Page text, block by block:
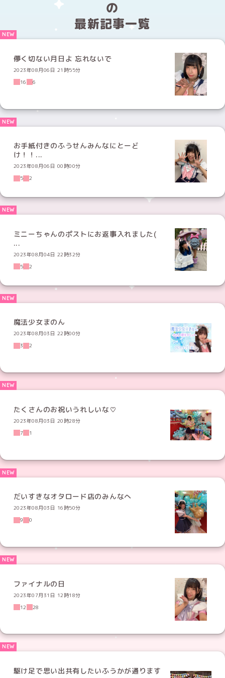
の
最新記事一覧
儚く切ない月日よ 忘れないで
2023年08月06日 21時55分
16
6
お手紙付きのふうせんみんなにとーど
け！！...
2023年08月06日 00時00分
5
2
ミニーちゃんのポストにお返事入れました(
...
2023年08月04日 22時32分
5
2
魔法少女まのん
2023年08月03日 22時00分
3
2
たくさんのお祝いうれしいな♡
2023年08月03日 20時28分
7
1
だいすきなオタロード店のみんなへ
2023年08月03日 16時50分
9
0
ファイナルの日
2023年07月31日 12時18分
12
28
駆け足で思い出共有したいふうかが通ります